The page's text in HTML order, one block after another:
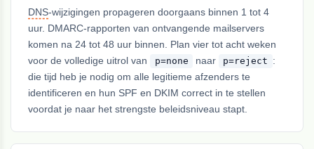
DNS-wijzigingen propageren doorgaans binnen 1 tot 4
uur. DMARC-rapporten van ontvangende mailservers
komen na 24 tot 48 uur binnen. Plan vier tot acht weken
voor de volledige uitrol van
p=none naar p=reject :
die tijd heb je nodig om alle legitieme afzenders te
identificeren en hun SPF en DKIM correct in te stellen
voordat je naar het strengste beleidsniveau stapt.